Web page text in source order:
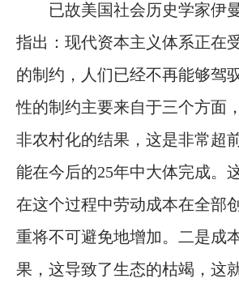
已故美国社会历史学家伊
指出：现代资本主义体系正在
的制约，人们已经不再能够驾
性的制约主要来自于三个方面
非农村化的结果，这是非常超
能在今后的25年中大体完成。
在这个过程中劳动成本在全部
重将不可避免地增加。二是成
果，这导致了生态的枯竭，这